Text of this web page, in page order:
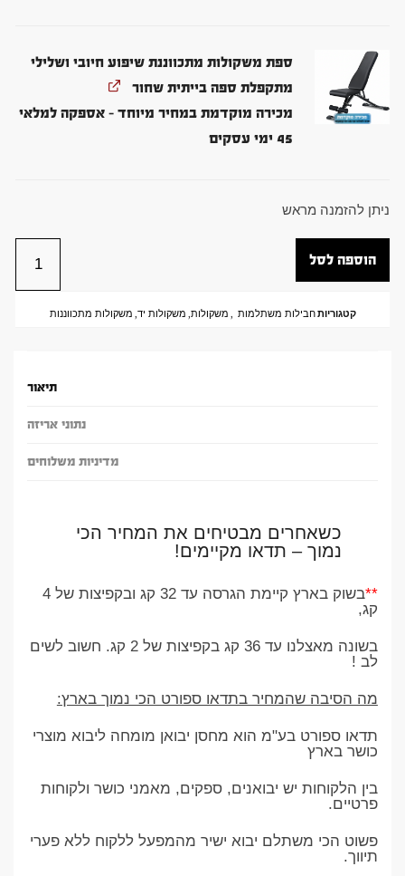
ספת משקולות מתכווננת שיפוע חיובי ושלילי
מתקפלת ספה בייתית שחור
מכירה מוקדמת במחיר מיוחד – אספקה למלאי
45 ימי עסקים
ניתן להזמנה מראש
הוספה לסל
קטגוריות חבילות משתלמות , משקולות, משקולות יד, משקולות מתכווננות
תיאור
נתוני אריזה
מדיניות משלוחים
כשאחרים מבטיחים את המחיר הכי
נמוך – תדאו מקיימים!
**
בשוק בארץ קיימת הגרסה עד 32 קג ובקפיצות של 4
קג,
בשונה מאצלנו עד 36 קג בקפיצות של 2 קג. חשוב לשים
לב !
מה הסיבה שהמחיר בתדאו ספורט הכי נמוך בארץ:
תדאו ספורט בע"מ הוא מחסן יבואן מומחה ליבוא מוצרי
כושר בארץ
בין הלקוחות יש יבואנים, ספקים, מאמני כושר ולקוחות
פרטיים.
פשוט הכי משתלם יבוא ישיר מהמפעל ללקוח ללא פערי
תיווך.